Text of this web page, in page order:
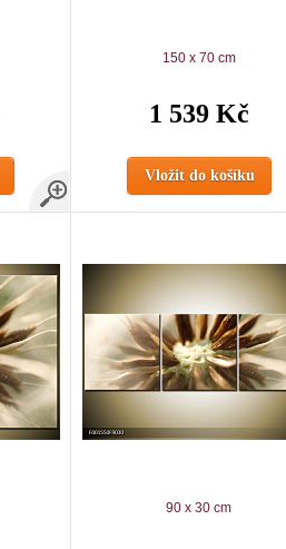
150 x 70 cm
1 539 Kč
Vložit do košíku
90 x 30 cm